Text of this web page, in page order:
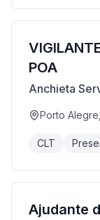
POA
Anchieta
Porto
CLT
Ajudante